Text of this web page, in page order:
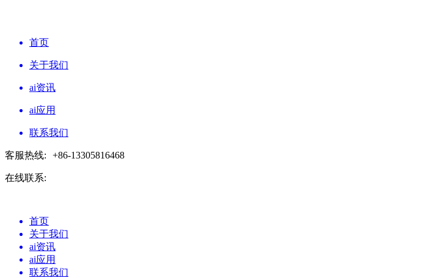
首页
关于我们
ai资讯
ai应用
联系我们
客服热线: +86-13305816468
在线联系:
首页
关于我们
ai资讯
ai应用
联系我们